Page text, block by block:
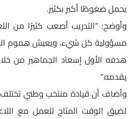
يحمل ضغوطًا أكبر بكثير.
وأوضح: "التدريب أصعب كثيرًا من
مسؤولية كل شيء، ويعيش هموم
هدفه الأول إسعاد الجماهير من
يقدمه."
وأضاف أن قيادة منتخب وطني تختلف
لضيق الوقت المتاح للعمل مع